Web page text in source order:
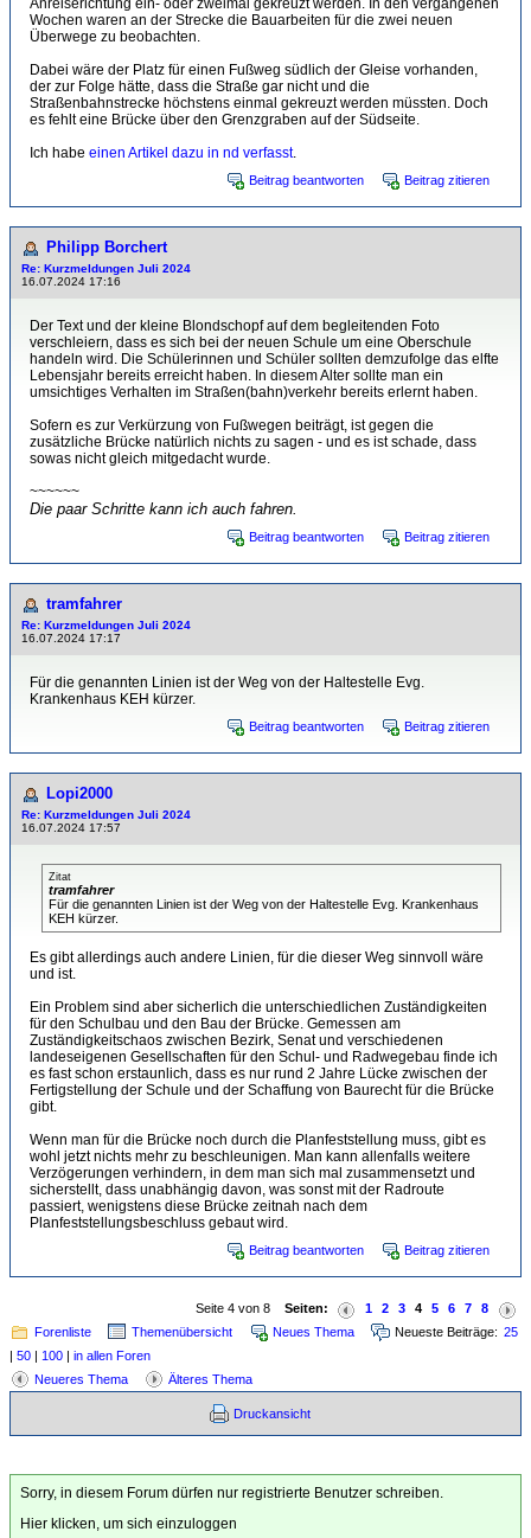
Anreiserichtung ein- oder zweimal gekreuzt werden. In den vergangenen
Wochen waren an der Strecke die Bauarbeiten für die zwei neuen
Überwege zu beobachten.
Dabei wäre der Platz für einen Fußweg südlich der Gleise vorhanden,
der zur Folge hätte, dass die Straße gar nicht und die
Straßenbahnstrecke höchstens einmal gekreuzt werden müssten. Doch
es fehlt eine Brücke über den Grenzgraben auf der Südseite.
Ich habe einen Artikel dazu in nd verfasst.
Beitrag beantworten Beitrag zitieren
Philipp Borchert
Re: Kurzmeldungen Juli 2024
16.07.2024 17:16
Der Text und der kleine Blondschopf auf dem begleitenden Foto
verschleiern, dass es sich bei der neuen Schule um eine Oberschule
handeln wird. Die Schülerinnen und Schüler sollten demzufolge das elfte
Lebensjahr bereits erreicht haben. In diesem Alter sollte man ein
umsichtiges Verhalten im Straßen(bahn)verkehr bereits erlernt haben.
Sofern es zur Verkürzung von Fußwegen beiträgt, ist gegen die
zusätzliche Brücke natürlich nichts zu sagen - und es ist schade, dass
sowas nicht gleich mitgedacht wurde.
~~~~~~
Die paar Schritte kann ich auch fahren.
Beitrag beantworten Beitrag zitieren
tramfahrer
Re: Kurzmeldungen Juli 2024
16.07.2024 17:17
Für die genannten Linien ist der Weg von der Haltestelle Evg.
Krankenhaus KEH kürzer.
Beitrag beantworten Beitrag zitieren
Lopi2000
Re: Kurzmeldungen Juli 2024
16.07.2024 17:57
Zitat
tramfahrer
Für die genannten Linien ist der Weg von der Haltestelle Evg. Krankenhaus
KEH kürzer.
Es gibt allerdings auch andere Linien, für die dieser Weg sinnvoll wäre
und ist.
Ein Problem sind aber sicherlich die unterschiedlichen Zuständigkeiten
für den Schulbau und den Bau der Brücke. Gemessen am
Zuständigkeitschaos zwischen Bezirk, Senat und verschiedenen
landeseigenen Gesellschaften für den Schul- und Radwegebau finde ich
es fast schon erstaunlich, dass es nur rund 2 Jahre Lücke zwischen der
Fertigstellung der Schule und der Schaffung von Baurecht für die Brücke
gibt.
Wenn man für die Brücke noch durch die Planfeststellung muss, gibt es
wohl jetzt nichts mehr zu beschleunigen. Man kann allenfalls weitere
Verzögerungen verhindern, in dem man sich mal zusammensetzt und
sicherstellt, dass unabhängig davon, was sonst mit der Radroute
passiert, wenigstens diese Brücke zeitnah nach dem
Planfeststellungsbeschluss gebaut wird.
Beitrag beantworten Beitrag zitieren
Seite 4 von 8 Seiten: 1 2 3 4 5 6 7
8
Forenliste
Themenübersicht Neues Thema Neueste Beiträge: 25
| 50 | 100 | in allen Foren
Neueres Thema
Älteres Thema
Druckansicht
Sorry, in diesem Forum dürfen nur registrierte Benutzer schreiben.
Hier klicken, um sich einzuloggen